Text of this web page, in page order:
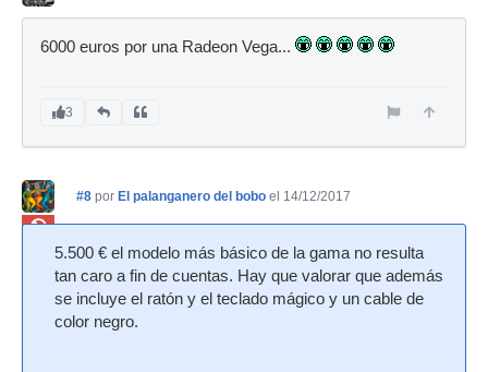
6000 euros por una Radeon Vega...
3
#8 por El palanganero del bobo el 14/12/2017
5.500 € el modelo más básico de la gama no resulta
tan caro a fin de cuentas. Hay que valorar que además
se incluye el ratón y el teclado mágico y un cable de
color negro.